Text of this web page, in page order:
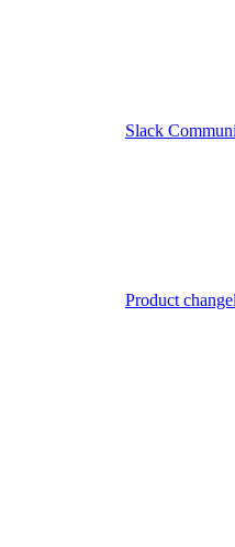
Slack
Product